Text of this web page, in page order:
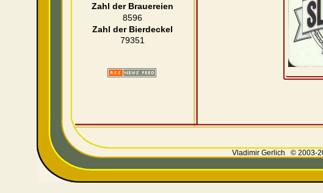
Zahl der Brauereien
8596
Zahl der Bierdeckel
79351
Vladimir Gerlich © 2003-